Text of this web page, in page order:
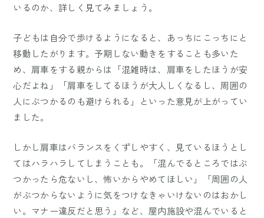
いるのか、詳しく見てみましょう。
子どもは自分で歩けるようになると、あっちにこっちにと
移動したがります。予期しない動きをすることも多いた
め、肩車をする親からは「混雑時は、肩車をしたほうが安
心だよね」「肩車をしてるほうが大人しくなるし、周囲の
人にぶつかるのも避けられる」といった意見が上がってい
ました。
しかし肩車はバランスをくずしやすく、見ているほうとし
てはハラハラしてしまうことも。「混んでるところではぶ
つかったら危ないし、怖いからやめてほしい」「周囲の人
がぶつからないように気をつけなきゃいけないのはおかし
い。マナー違反だと思う」など、屋内施設や混んでいると